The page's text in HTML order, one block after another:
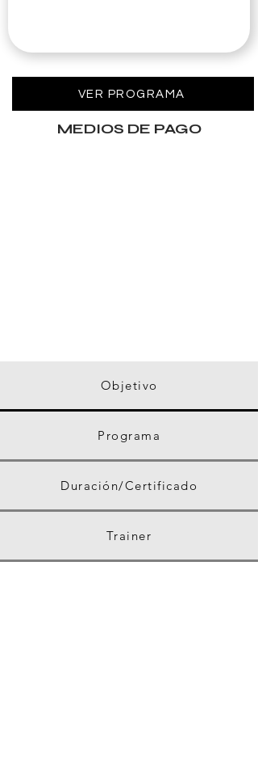
VER PROGRAMA
MEDIOS DE PAGO
Objetivo
Programa
Duración/Certificado
Trainer